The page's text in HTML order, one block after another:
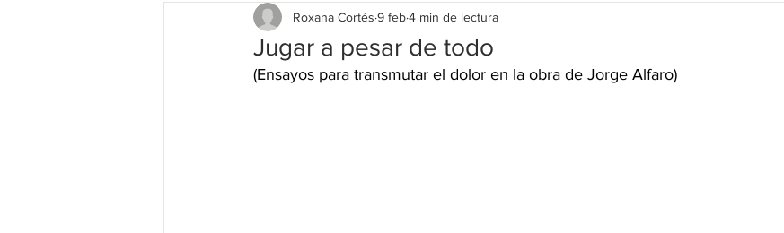
Jugar a pesar de todo
Roxana Cortés 9 feb4 min de lectura
(Ensayos para transmutar el dolor en la obra de Jorge Alfaro)